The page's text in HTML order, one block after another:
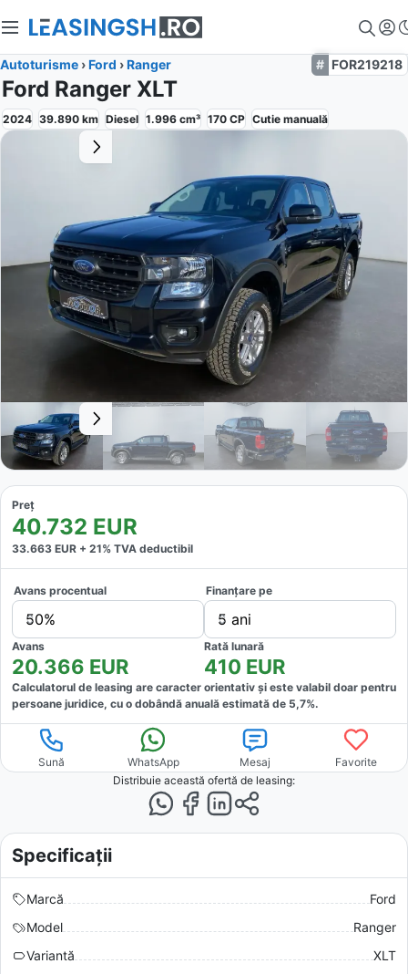
Autoturisme ›Ford ›Ranger FOR219218
Ford Ranger XLT
2024 39.890 km Diesel 1.996 cm³ 170 CP Cutie manuală
Preț
40.732 EUR
33.663 EUR + 21% TVA deductibil
Avans procentual
50%
Finanțare pe
5 ani
Avans
20.366 EUR
Rată lunară
410 EUR
Calculatorul de leasing are caracter orientativ și este valabil doar pentru
persoane juridice, cu o dobândă anuală estimată de 5,7%.
Sună WhatsApp Mesaj
Favorite
Distribuie această ofertă de leasing:
Specificații
Marcă
Ford
Model
Ranger
Variantă
XLT